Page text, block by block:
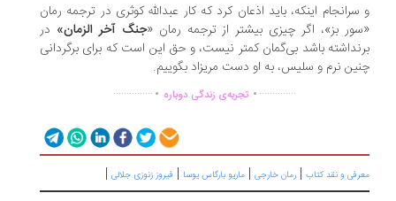
اینکه، باید اذعان کرد که کار عبدالله کوثری در ترجمه رمان
بز»، اگر چیزی بیشتر از ترجمه رمان « جنگ‌ آخر الزمان»در
باشد بی‌گمان کمتر نیست، و حق این است که برای برگردانی
نرم و سلیس، به او دست مریزاد بگوییم.
............... .تجربه‌ی زندگی دوباره ...............
و نقد کتاب|رمان خارجی|ماریو بارگاس یوسا|فیروز زنوزی جلالی|